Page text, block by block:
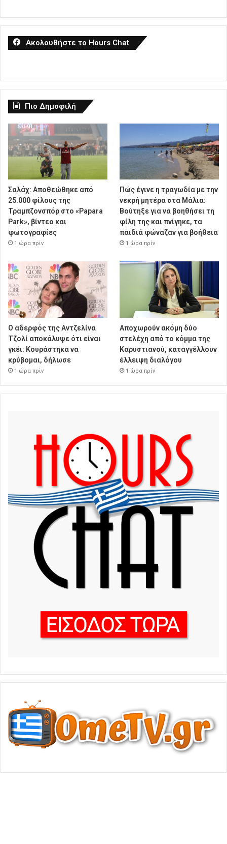
Ακολουθήστε το Hours Chat
Πιο Δημοφιλή
Σαλάχ: Αποθεώθηκε από
25.000 φίλους της
Τραμπζονσπόρ στο «Papara
Park», βίντεο και
φωτογραφίες
1 ώρα πρίν
Πώς έγινε η τραγωδία με την
νεκρή μητέρα στα Μάλια:
Βούτηξε για να βοηθήσει τη
φίλη της και πνίγηκε, τα
παιδιά φώναζαν για βοήθεια
1 ώρα πρίν
Ο αδερφός της Αντζελίνα
Τζολί αποκάλυψε ότι είναι
γκέι: Κουράστηκα να
κρύβομαι, δήλωσε
1 ώρα πρίν
Αποχωρούν ακόμη δύο
στελέχη από το κόμμα της
Καρυστιανού, καταγγέλλουν
έλλειψη διαλόγου
1 ώρα πρίν